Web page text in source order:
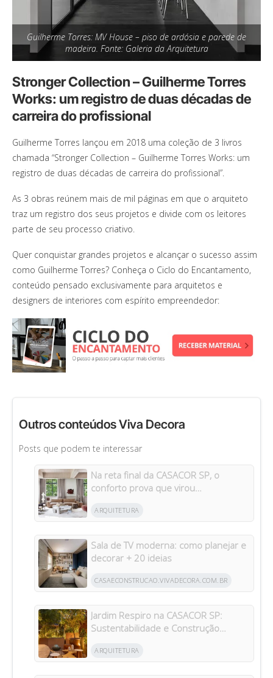
Guilherme Torres: MV House – piso de ardósia e parede de
madeira. Fonte: Galeria da Arquitetura
Stronger Collection – Guilherme Torres
Works: um registro de duas décadas de
carreira do profissional
Guilherme Torres lançou em 2018 uma coleção de 3 livros
chamada “Stronger Collection – Guilherme Torres Works: um
registro de duas décadas de carreira do profissional”.
As 3 obras reúnem mais de mil páginas em que o arquiteto
traz um registro dos seus projetos e divide com os leitores
parte de seu processo criativo.
Quer conquistar grandes projetos e alcançar o sucesso assim
como Guilherme Torres? Conheça o Ciclo do Encantamento,
conteúdo pensado exclusivamente para arquitetos e
designers de interiores com espírito empreendedor:
Outros conteúdos Viva Decora
Posts que podem te interessar
Na reta final da CASACOR SP, o
conforto prova que virou
ARQUITETURA
Sala de TV moderna: como planejar e
decorar + 20 ideias
CASAECONSTRUCAO.VIVADECORA.COM.BR
Jardim Respiro na CASACOR SP:
Sustentabilidade e Construção
ARQUITETURA